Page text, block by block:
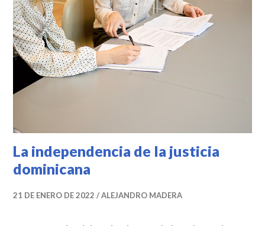
La independencia de la justicia
dominicana
21 DE ENERO DE 2022 ALEJANDRO MADERA